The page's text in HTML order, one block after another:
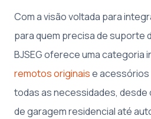
Com a visão voltada para
para quem precisa de suporte
BJSEG oferece uma categoria
remotos originaise
todas as necessidades, desde
de garagem residencial até